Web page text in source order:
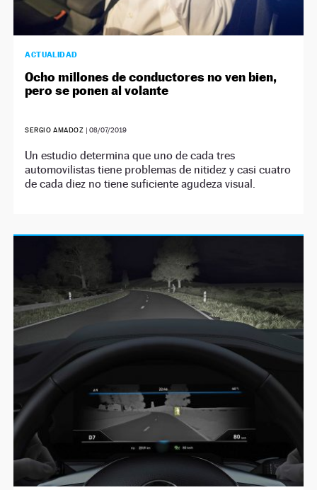
ACTUALIDAD
Ocho millones de conductores no ven bien,
pero se ponen al volante
SERGIO AMADOZ | 08/07/2019
Un estudio determina que uno de cada tres
automovilistas tiene problemas de nitidez y casi cuatro
de cada diez no tiene suficiente agudeza visual.